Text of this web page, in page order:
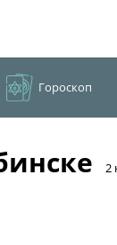
Гороскоп
​2